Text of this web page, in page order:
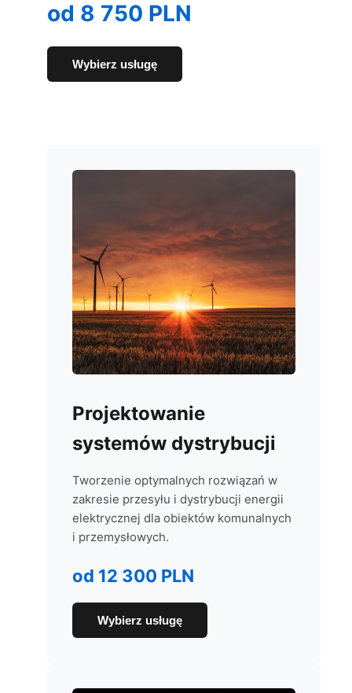
od 8 750 PLN
Wybierz usługę
Projektowanie
systemów dystrybucji
Tworzenie optymalnych rozwiązań w
zakresie przesyłu i dystrybucji energii
elektrycznej dla obiektów komunalnych
i przemysłowych.
od 12 300 PLN
Wybierz usługę